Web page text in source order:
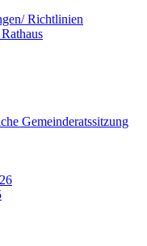
Richtlinien
Gemeinderatssitzung